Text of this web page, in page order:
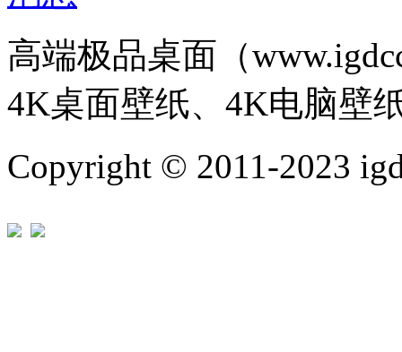
高端极品桌面（
4K桌面壁纸、4K电脑壁
Copyright © 2011-2023